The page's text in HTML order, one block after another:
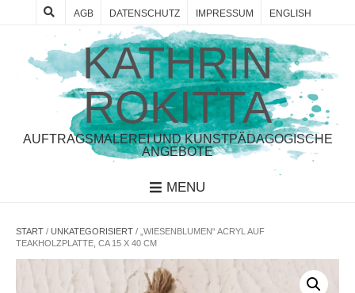
AGB DATENSCHUTZ IMPRESSUM ENGLISH
KATHRIN
ROKITTA
AUFTRAGSMALEREI UND KUNSTPÄDAGOGISCHE
ANGEBOTE
MENU
START / UNKATEGORISIERT / „WIESENBLUMEN“ ACRYL AUF
TEAKHOLZPLATTE, CA 15 X 40 CM